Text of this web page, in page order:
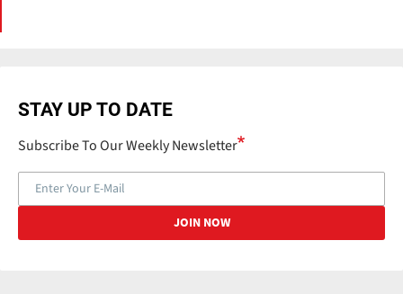
STAY UP TO DATE
Subscribe To Our Weekly Newsletter